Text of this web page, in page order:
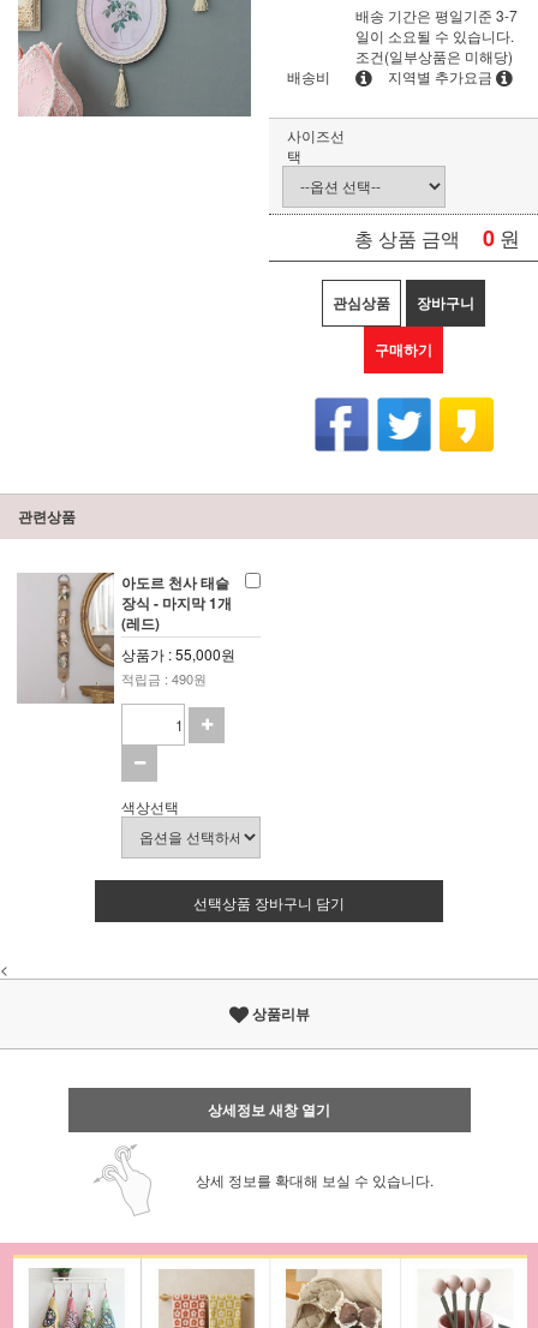
배송비
배송 기간은 평일기준 3-7
일이 소요될 수 있습니다.
조건(일부상품은 미해당)
지역별 추가요금
사이즈선
택
총 상품 금액 0 원
관심상품 장바구니
구매하기
관련상품
아도르 천사 태슬
장식 - 마지막 1개
(레드)
상품가 : 55,000원
적립금 : 490원
색상선택
선택상품 장바구니 담기
<
상품리뷰
상세정보 새창 열기
상세 정보를 확대해 보실 수 있습니다.